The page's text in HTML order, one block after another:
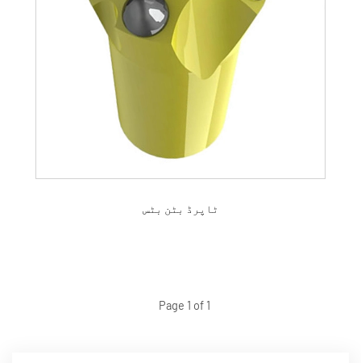
ٹاپرڈ بٹن بٹس
Page 1 of 1